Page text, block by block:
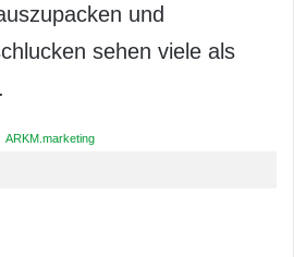
und
sehen viele als
ARKM.marketing